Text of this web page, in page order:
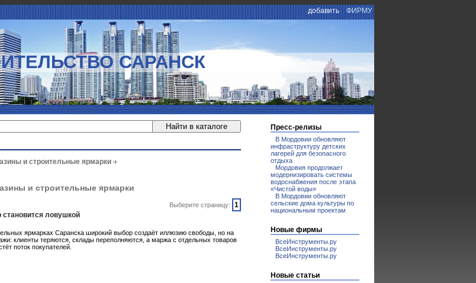
добавить ФИРМУ
САРАНСК
и строительные ярмарки
и строительные ярмарки
Выберите страницу: 1
ловушкой
ярмарках Саранска широкий выбор создаёт иллюзию свободы, но на
клиенты теряются, склады переполняются, а маржа с отдельных товаров
поток покупателей.
Пресс-релизы
В Мордовии обновляют
инфраструктуру детских
лагерей для безопасного
отдыха
Мордовия продолжает
модернизировать системы
водоснабжения после этапа
«Чистой воды»
В Мордовии обновляют
сельские дома культуры по
национальным проектам
Новые фирмы
ВсеИнструменты.ру
ВсеИнструменты.ру
ВсеИнструменты.ру
Новые статьи